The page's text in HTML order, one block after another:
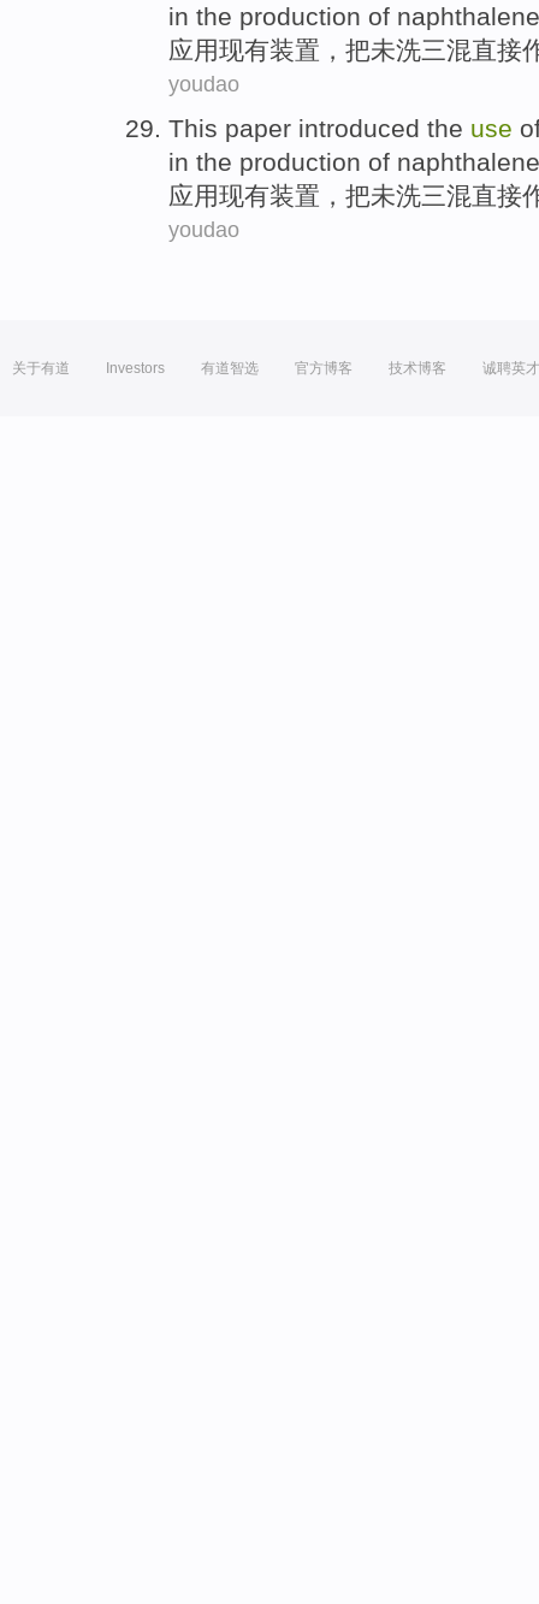
in the production of naphthalene
应用现有装置，把未洗三混直接
youdao
This paper introduced the use
in the production of naphthalene
应用现有装置，把未洗三混直接
youdao
关于有道 Investors 有道智选 官方博客 技术博客 诚聘英才